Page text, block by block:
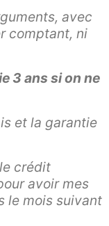
avec
comptant, ni
3 ans si on ne
et la garantie
crédit
avoir mes
le mois suivant